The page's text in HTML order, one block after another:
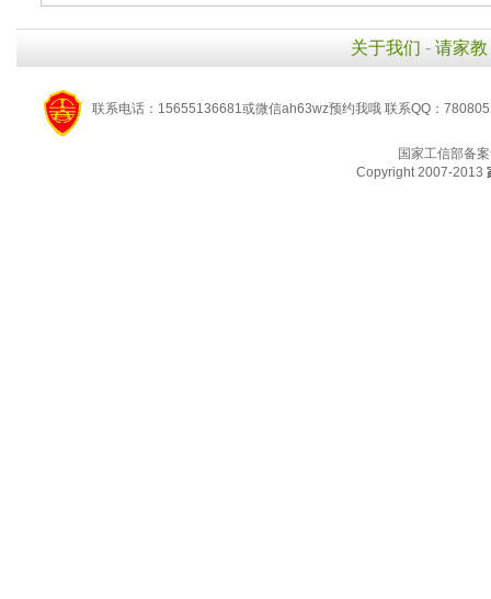
关于我们 - 请家教
联系电话：15655136681或微信ah63wz预约我哦 联系QQ：
国家工信部备
Copyright 2007-2013